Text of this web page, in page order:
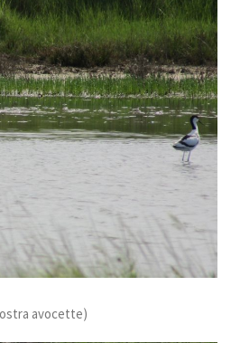
avocette)